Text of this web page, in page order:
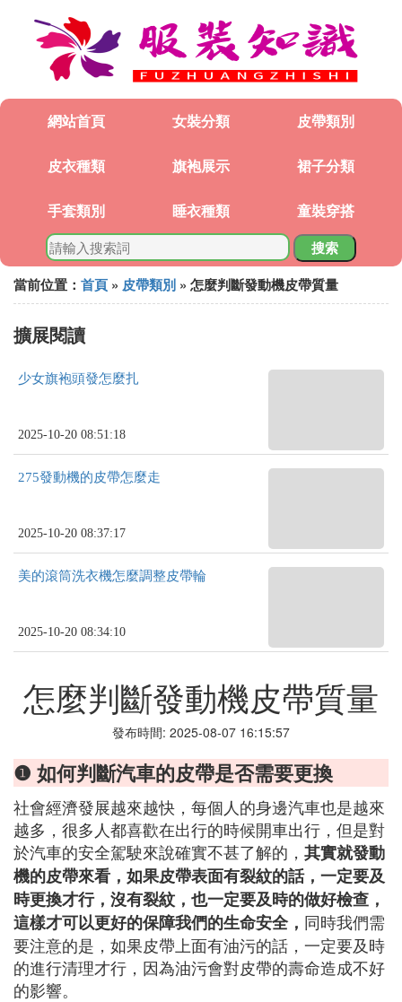
網站首頁 女裝分類 皮帶類別
皮衣種類 旗袍展示 裙子分類
手套類別 睡衣種類 童裝穿搭
搜索
當前位置： 首頁 » 皮帶類別 » 怎麼判斷發動機皮帶質量
擴展閱讀
少女旗袍頭發怎麼扎
2025-10-20 08:51:18
275發動機的皮帶怎麼走
2025-10-20 08:37:17
美的滾筒洗衣機怎麼調整皮帶輪
2025-10-20 08:34:10
怎麼判斷發動機皮帶質量
發布時間: 2025-08-07 16:15:57
❶ 如何判斷汽車的皮帶是否需要更換
社會經濟發展越來越快，每個人的身邊汽車也是越來
越多，很多人都喜歡在出行的時候開車出行，但是對
於汽車的安全駕駛來說確實不甚了解的， 其實就發動
機的皮帶來看，如果皮帶表面有裂紋的話，一定要及
時更換才行， 沒有裂紋，也一定要及時的做好檢查，
這樣才可以更好的保障我們的生命安全， 同時我們需
要注意的是，如果皮帶上面有油污的話，一定要及時
的進行清理才行，因為油污會對皮帶的壽命造成不好
的影響。